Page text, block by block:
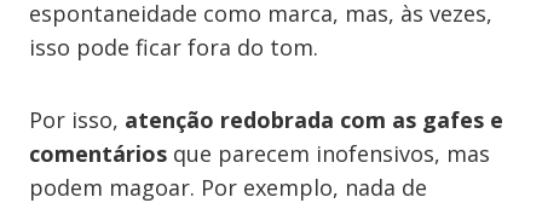
espontaneidade como marca, mas, às vezes,
isso pode ficar fora do tom.
Por isso, atenção redobrada com as gafes e
comentários que parecem inofensivos, mas
podem magoar. Por exemplo, nada de